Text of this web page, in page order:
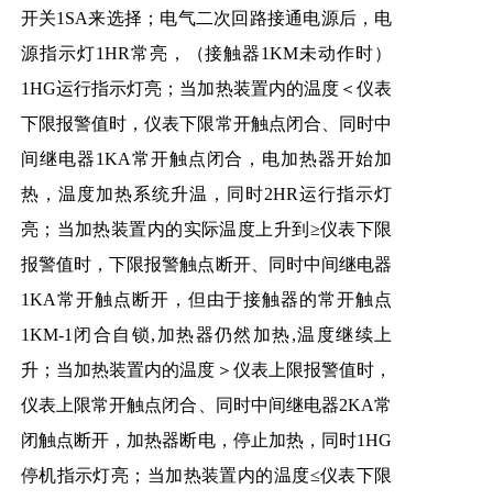
开关1SA来选择；电气二次回路接通电源后，电
源指示灯1HR常亮，（接触器1KM未动作时）
1HG运行指示灯亮；当加热装置内的温度＜仪表
下限报警值时，仪表下限常开触点闭合、同时中
间继电器1KA常开触点闭合，电加热器开始加
热，温度加热系统升温，同时2HR运行指示灯
亮；当加热装置内的实际温度上升到≥仪表下限
报警值时，下限报警触点断开、同时中间继电器
1KA常开触点断开，但由于接触器的常开触点
1KM-1闭合自锁,加热器仍然加热,温度继续上
升；当加热装置内的温度＞仪表上限报警值时，
仪表上限常开触点闭合、同时中间继电器2KA常
闭触点断开，加热器断电，停止加热，同时1HG
停机指示灯亮；当加热装置内的温度≤仪表下限